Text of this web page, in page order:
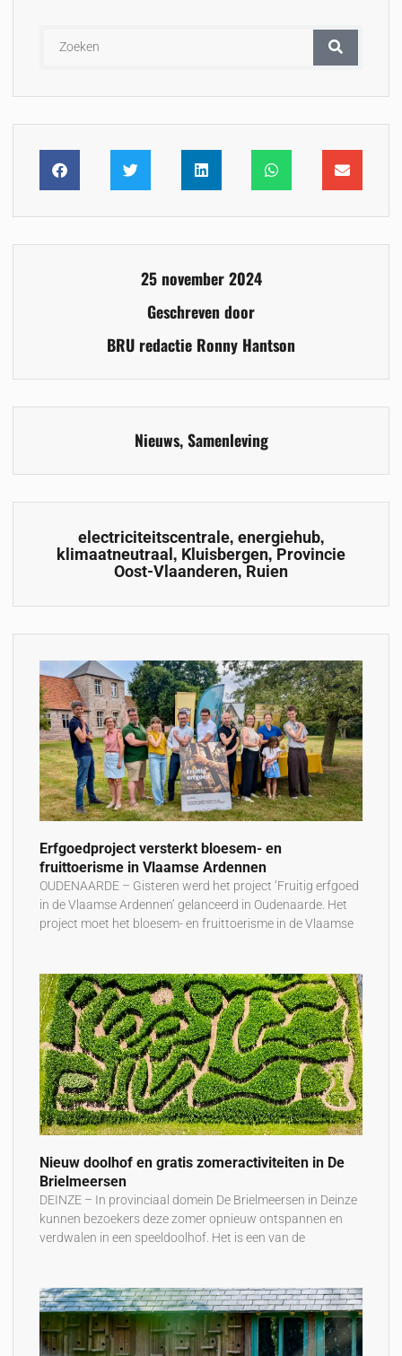
25 november 2024
Geschreven door
BRU redactie Ronny Hantson
Nieuws,Samenleving
electriciteitscentrale, energiehub,
klimaatneutraal , Kluisbergen,Provincie
Oost-Vlaanderen,Ruien
Erfgoedproject versterkt bloesem- en
fruittoerisme in Vlaamse Ardennen
OUDENAARDE – Gisteren werd het project ‘Fruitig erfgoed
in de Vlaamse Ardennen’ gelanceerd in Oudenaarde. Het
project moet het bloesem- en fruittoerisme in de Vlaamse
Nieuw doolhof en gratis zomeractiviteiten in De
Brielmeersen
DEINZE – In provinciaal domein De Brielmeersen in Deinze
kunnen bezoekers deze zomer opnieuw ontspannen en
verdwalen in een speeldoolhof. Het is een van de